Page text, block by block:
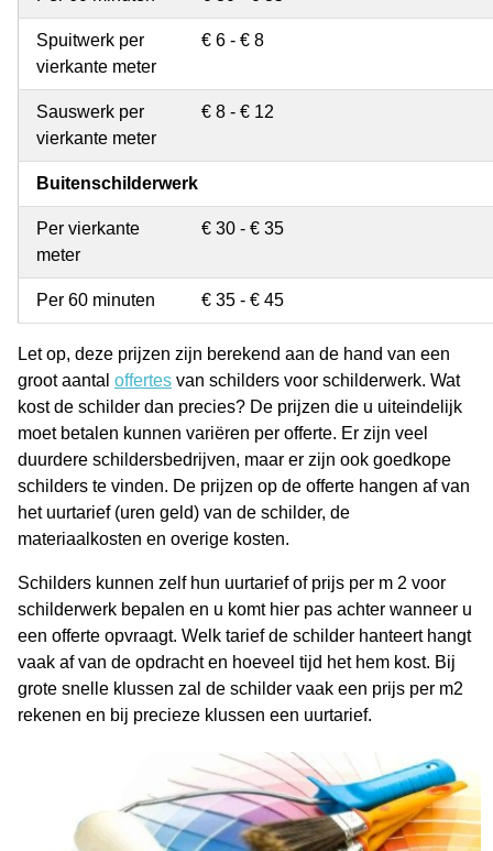
Spuitwerk per
vierkante meter
€ 6 - € 8
Sauswerk per
vierkante meter
€ 8 - € 12
Buitenschilderwerk
Per vierkante
meter
€ 30 - € 35
Per 60 minuten € 35 - € 45
Let op, deze prijzen zijn berekend aan de hand van een
groot aantal offertes van schilders voor schilderwerk. Wat
kost de schilder dan precies? De prijzen die u uiteindelijk
moet betalen kunnen variëren per offerte. Er zijn veel
duurdere schildersbedrijven, maar er zijn ook goedkope
schilders te vinden. De prijzen op de offerte hangen af van
het uurtarief (uren geld) van de schilder, de
materiaalkosten en overige kosten.
Schilders kunnen zelf hun uurtarief of prijs per m 2 voor
schilderwerk bepalen en u komt hier pas achter wanneer u
een offerte opvraagt. Welk tarief de schilder hanteert hangt
vaak af van de opdracht en hoeveel tijd het hem kost. Bij
grote snelle klussen zal de schilder vaak een prijs per m2
rekenen en bij precieze klussen een uurtarief.